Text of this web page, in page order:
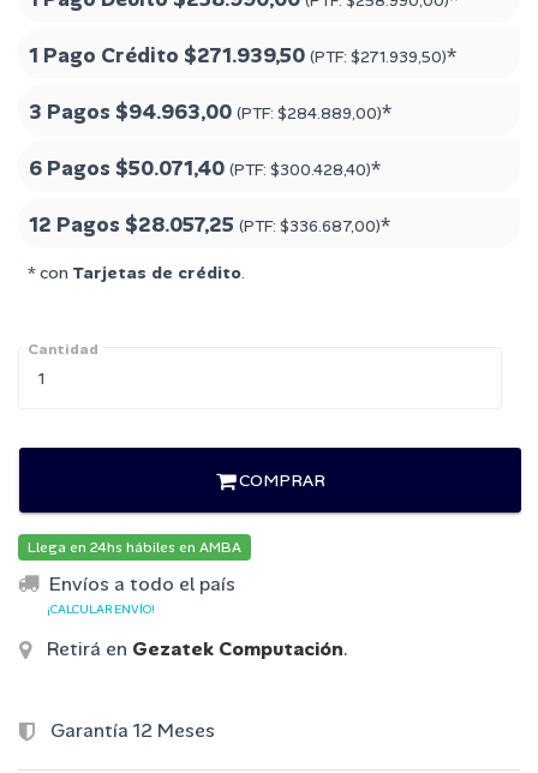
1 Pago Crédito $271.939,50 (PTF: $271.939,50)*
3 Pagos $94.963,00 (PTF: $284.889,00)*
6 Pagos $50.071,40 (PTF: $300.428,40)*
12 Pagos $28.057,25 (PTF: $336.687,00)*
* con Tarjetas de crédito.
Cantidad
COMPRAR
Llega en 24hs hábiles en AMBA
Envíos a todo el país
¡CALCULAR ENVÍO!
Retirá en Gezatek Computación.
Garantía 12 Meses